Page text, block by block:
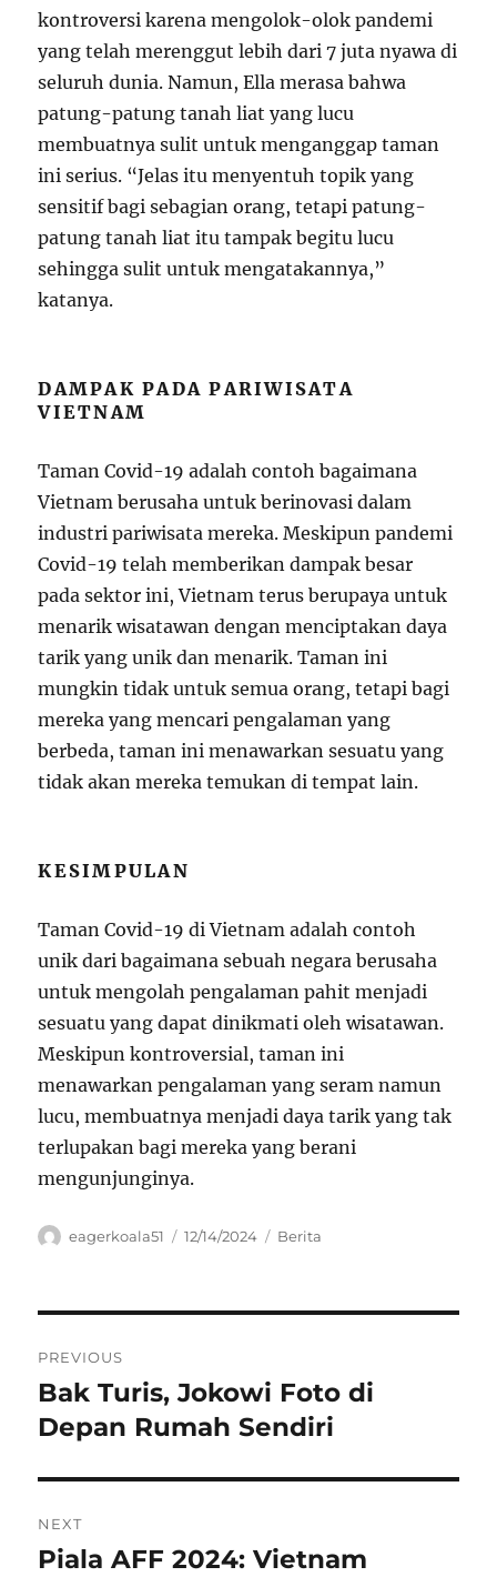
kontroversi karena mengolok-olok pandemi
yang telah merenggut lebih dari 7 juta nyawa di
seluruh dunia. Namun, Ella merasa bahwa
patung-patung tanah liat yang lucu
membuatnya sulit untuk menganggap taman
ini serius. “Jelas itu menyentuh topik yang
sensitif bagi sebagian orang, tetapi patung-
patung tanah liat itu tampak begitu lucu
sehingga sulit untuk mengatakannya,”
katanya.
DAMPAK PADA PARIWISATA
VIETNAM
Taman Covid-19 adalah contoh bagaimana
Vietnam berusaha untuk berinovasi dalam
industri pariwisata mereka. Meskipun pandemi
Covid-19 telah memberikan dampak besar
pada sektor ini, Vietnam terus berupaya untuk
menarik wisatawan dengan menciptakan daya
tarik yang unik dan menarik. Taman ini
mungkin tidak untuk semua orang, tetapi bagi
mereka yang mencari pengalaman yang
berbeda, taman ini menawarkan sesuatu yang
tidak akan mereka temukan di tempat lain.
KESIMPULAN
Taman Covid-19 di Vietnam adalah contoh
unik dari bagaimana sebuah negara berusaha
untuk mengolah pengalaman pahit menjadi
sesuatu yang dapat dinikmati oleh wisatawan.
Meskipun kontroversial, taman ini
menawarkan pengalaman yang seram namun
lucu, membuatnya menjadi daya tarik yang tak
terlupakan bagi mereka yang berani
mengunjunginya.
Author
eagerkoala51
Posted
12/14/2024 Categories
Berita
pos
PREVIOUS
Previous
post:
Bak Turis, Jokowi Foto di
Depan Rumah Sendiri
NEXT
Next
Piala AFF 2024: Vietnam